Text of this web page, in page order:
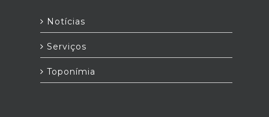
Notícias
Serviços
Toponímia